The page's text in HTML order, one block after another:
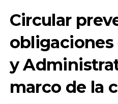
Circular
obligaciones
y
marco de la